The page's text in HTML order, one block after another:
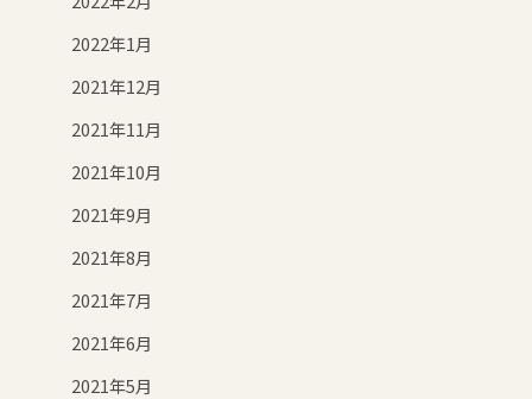
2022年1月
2021年12月
2021年11月
2021年10月
2021年9月
2021年8月
2021年7月
2021年6月
2021年5月